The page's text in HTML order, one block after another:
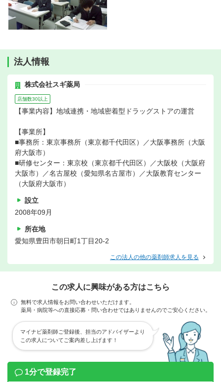
法人情報
株式会社スギ薬局
店舗数30以上
【事業内容】地域連携・地域密着型ドラッグストアの運営
【事業所】
■事務所：東京事務所（東京都千代田区）／大阪事務所（大阪
府大阪市）
■研修センター：東京校（東京都千代田区）／大阪校（大阪府
大阪市）／名古屋校（愛知県名古屋市）／大阪教育センター
（大阪府大阪市）
設立
2008年09月
所在地
愛知県豊田市朝日町1丁目20-2
この法人の他の薬剤師求人を見る
この求人に興味がある方はこちら
無料で求人情報をお問い合わせいただけます。
薬局・病院等への直接応募・問い合わせではありませんのでご安心ください。
マイナビ薬剤師ご登録後、担当のアドバイザーより
この求人についてご案内差し上げます！
1分で登録完了